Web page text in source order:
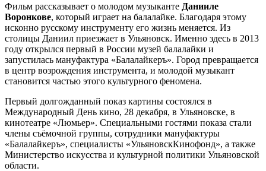
Фильм рассказывает о молодом музыканте Данииле
Воронкове, который играет на балалайке. Благодаря этому
исконно русскому инструменту его жизнь меняется. Из
столицы Даниил приезжает в Ульяновск. Именно здесь в 2013
году открылся первый в России музей балалайки и
запустилась мануфактура «Балалайкеръ». Город превращается
в центр возрождения инструмента, и молодой музыкант
становится частью этого культурного феномена.
Первый долгожданный показ картины состоялся в
Международный День кино, 28 декабря, в Ульяновске, в
кинотеатре «Люмьер». Специальными гостями показа стали
члены съёмочной группы, сотрудники мануфактуры
«Балалайкеръ», специалисты «УльяновскКинофонд», а также
Министерство искусства и культурной политики Ульяновской
области.